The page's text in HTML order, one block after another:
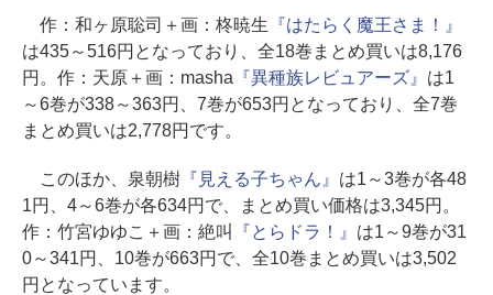
作：和ヶ原聡司＋画：柊暁生 『はたらく魔王さま！』
は435～516円となっており、全18巻まとめ買いは8,176
円。作：天原＋画：masha 『異種族レビュアーズ』 は1
～6巻が338～363円、7巻が653円となっており、全7巻
まとめ買いは2,778円です。
このほか、泉朝樹『見える子ちゃん』 は1～3巻が各48
1円、4～6巻が各634円で、まとめ買い価格は3,345円。
作：竹宮ゆゆこ＋画：絶叫
『とらドラ！』 は1～9巻が31
0～341円、10巻が663円で、全10巻まとめ買いは3,502
円となっています。